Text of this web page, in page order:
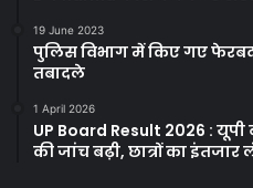
19 June 2023
पुलिस विभाग में किए गए
तबादले
1 April 2026
UP Board Result 2026 : यूपी
की जांच बढ़ी, छात्रों का इंतजार